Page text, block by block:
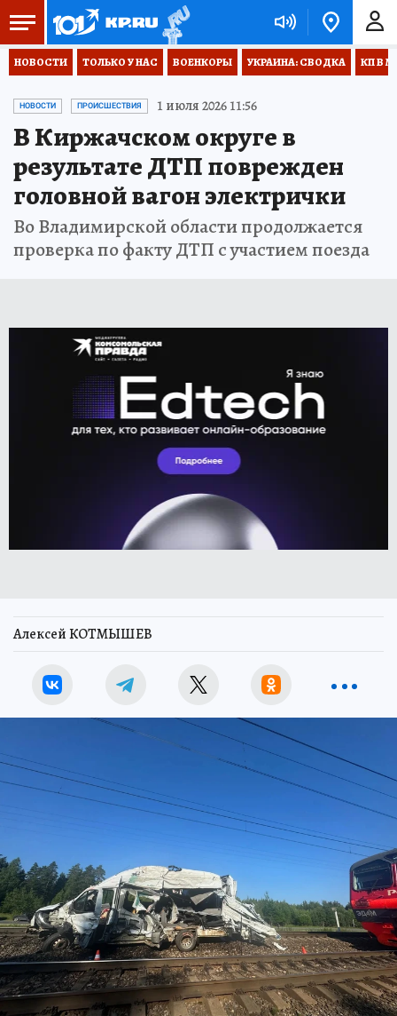
НОВОСТИ ТОЛЬКО У НАС ВОЕНКОРЫ УКРАИНА: СВОДКА КП В
НОВОСТИ ПРОИСШЕСТВИЯ 1 июля 2026 11:56
В Киржачском округе в
результате ДТП поврежден
головной вагон электрички
Во Владимирской области продолжается
проверка по факту ДТП с участием поезда
Алексей КОТМЫШЕВ